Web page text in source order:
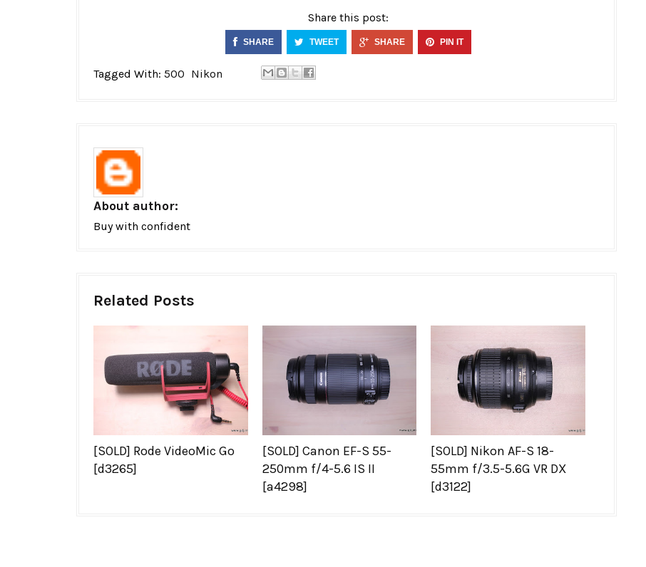
Share this post:
SHARE TWEET SHARE PIN IT
Tagged With: 500 Nikon
About author:
Buy with confident
Related Posts
[SOLD] Rode VideoMic Go
[d3265]
[SOLD] Canon EF-S 55-
250mm f/4-5.6 IS II
[a4298]
[SOLD] Nikon AF-S 18-
55mm f/3.5-5.6G VR DX
[d3122]